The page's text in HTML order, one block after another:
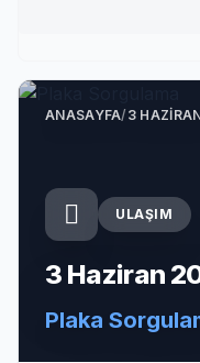
ANASAYFA/3
ULAŞIM
3 Haziran
Plaka